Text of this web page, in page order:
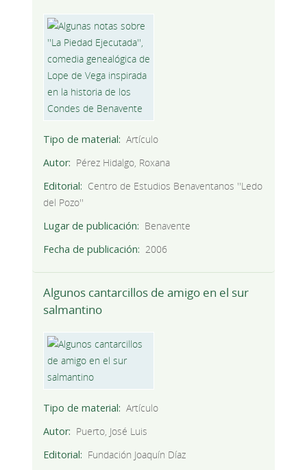
Tipo de material
Artículo
Autor
Pérez Hidalgo, Roxana
Editorial
Centro de Estudios Benaventanos ''Ledo
del Pozo''
Lugar de publicación
Benavente
Fecha de publicación
2006
Algunos cantarcillos de amigo en el sur
salmantino
Tipo de material
Artículo
Autor
Puerto, José Luis
Editorial
Fundación Joaquín Díaz